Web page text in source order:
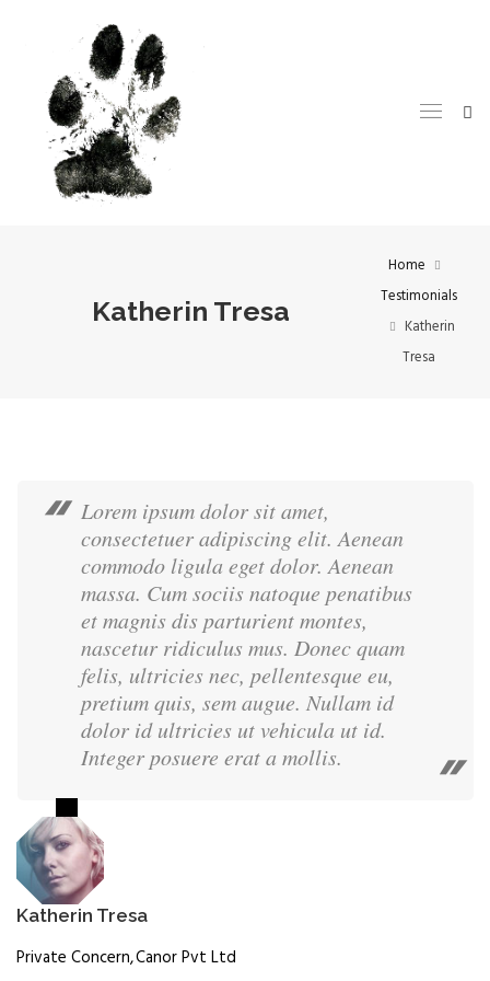
Katherin Tresa
Home
Testimonials
Katherin
Tresa
Lorem ipsum dolor sit amet,
consectetuer adipiscing elit. Aenean
commodo ligula eget dolor. Aenean
massa. Cum sociis natoque penatibus
et magnis dis parturient montes,
nascetur ridiculus mus. Donec quam
felis, ultricies nec, pellentesque eu,
pretium quis, sem augue. Nullam id
dolor id ultricies ut vehicula ut id.
Integer posuere erat a mollis.
Katherin Tresa
Private Concern Canor Pvt Ltd